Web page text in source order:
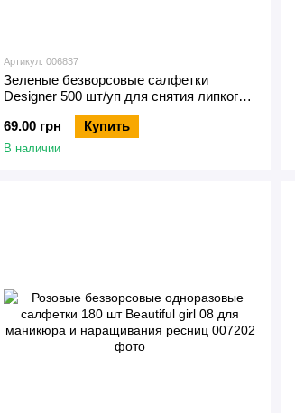
Артикул: 006837
Зеленые безворсовые салфетки
Designer 500 шт/уп для снятия липкого
слоя с ногтей
69.00 грн
Купить
В наличии